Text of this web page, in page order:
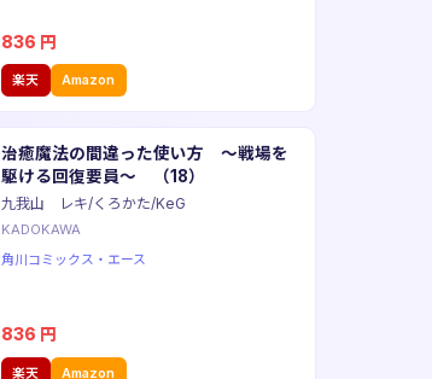
836 円
楽天 Amazon
治癒魔法の間違った使い方 〜戦場を
駆ける回復要員〜 （18）
九我山 レキ/くろかた/KeG
KADOKAWA
角川コミックス・エース
836 円
楽天 Amazon